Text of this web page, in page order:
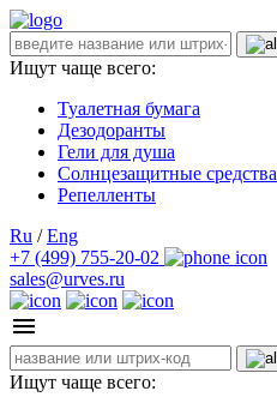
Ищут чаще всего:
Туалетная бумага
Дезодоранты
Гели для душа
Солнцезащитные средства
Репелленты
Ru / Eng
+7 (499) 755-20-02
sales@urves.ru
Ищут чаще всего: